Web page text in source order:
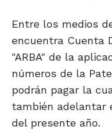
Entre los medios
encuentra Cuenta
"ARBA" de la
números de la
podrán pagar la
también adelantar
del presente año.